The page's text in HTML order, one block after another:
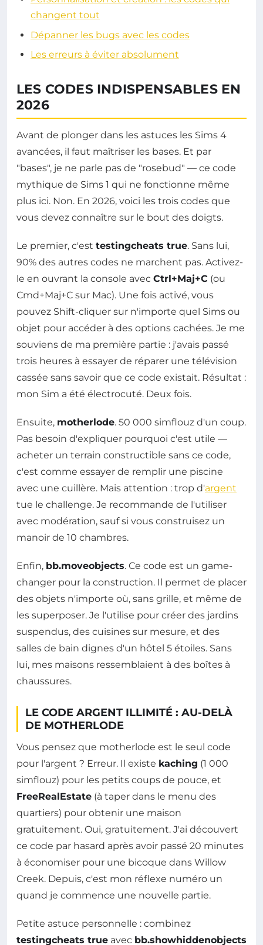
changent tout
Dépanner les bugs avec les codes
Les erreurs à éviter absolument
LES CODES INDISPENSABLES EN
2026
Avant de plonger dans les astuces les Sims 4
avancées, il faut maîtriser les bases. Et par
"bases", je ne parle pas de "rosebud" — ce code
mythique de Sims 1 qui ne fonctionne même
plus ici. Non. En 2026, voici les trois codes que
vous devez connaître sur le bout des doigts.
Le premier, c'est testingcheats true. Sans lui,
90% des autres codes ne marchent pas. Activez-
le en ouvrant la console avec Ctrl+Maj+C (ou
Cmd+Maj+C sur Mac). Une fois activé, vous
pouvez Shift-cliquer sur n'importe quel Sims ou
objet pour accéder à des options cachées. Je me
souviens de ma première partie : j'avais passé
trois heures à essayer de réparer une télévision
cassée sans savoir que ce code existait. Résultat :
mon Sim a été électrocuté. Deux fois.
Ensuite, motherlode. 50 000 simflouz d'un coup.
Pas besoin d'expliquer pourquoi c'est utile —
acheter un terrain constructible sans ce code,
c'est comme essayer de remplir une piscine
avec une cuillère. Mais attention : trop d'argent
tue le challenge. Je recommande de l'utiliser
avec modération, sauf si vous construisez un
manoir de 10 chambres.
Enfin, bb.moveobjects. Ce code est un game-
changer pour la construction. Il permet de placer
des objets n'importe où, sans grille, et même de
les superposer. Je l'utilise pour créer des jardins
suspendus, des cuisines sur mesure, et des
salles de bain dignes d'un hôtel 5 étoiles. Sans
lui, mes maisons ressemblaient à des boîtes à
chaussures.
LE CODE ARGENT ILLIMITÉ : AU-DELÀ
DE MOTHERLODE
Vous pensez que motherlode est le seul code
pour l'argent ? Erreur. Il existe kaching (1 000
simflouz) pour les petits coups de pouce, et
FreeRealEstate (à taper dans le menu des
quartiers) pour obtenir une maison
gratuitement. Oui, gratuitement. J'ai découvert
ce code par hasard après avoir passé 20 minutes
à économiser pour une bicoque dans Willow
Creek. Depuis, c'est mon réflexe numéro un
quand je commence une nouvelle partie.
Petite astuce personnelle : combinez
testingcheats true avec bb.showhiddenobjects